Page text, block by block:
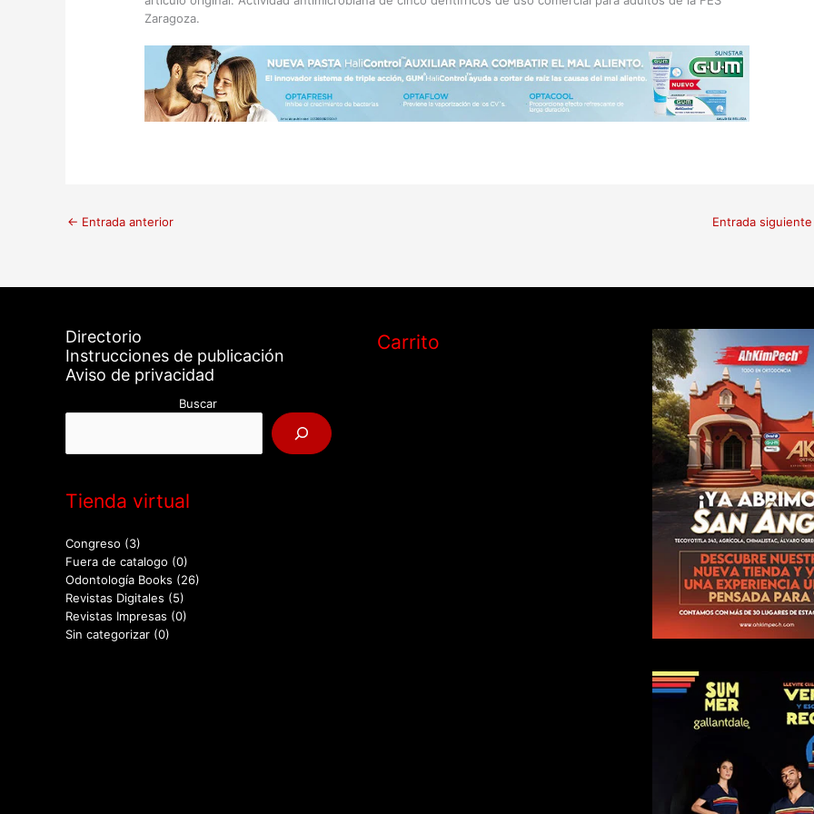
Zaragoza.
← Entrada anterior Entrada
Directorio
Instrucciones de publicación
Aviso de privacidad
Buscar
Tienda virtual
Congreso (3)
Fuera de catalogo (0)
Odontología Books (26)
Revistas Digitales (5)
Revistas Impresas (0)
Sin categorizar (0)
Carrito